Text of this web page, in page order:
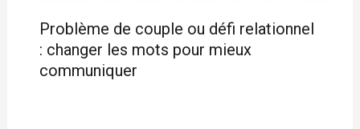
Problème de couple ou défi relationnel
: changer les mots pour mieux
communiquer